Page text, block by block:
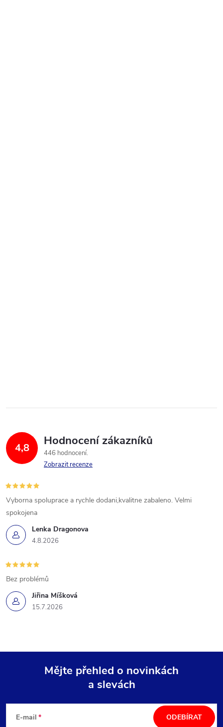
4,8 Hodnocení zákazníků
446 hodnocení
Zobrazit recenze
Lenka Dragonova
4.8.2026
Vyborna spoluprace a rychle dodani,kvalitne zabaleno. Velmi
spokojena
Jiřina Míšková
15.7.2026
Bez problémů
Mějte přehled o novinkách
a slevách
E-mail ODEBÍRAT